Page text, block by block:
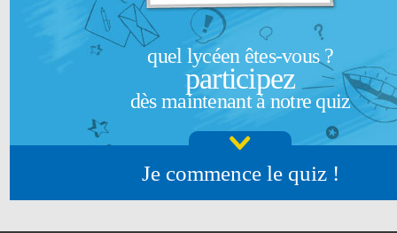
quel lycéen êtes-vous ?
participez
dès maintenant à notre quiz
Je commence le quiz !